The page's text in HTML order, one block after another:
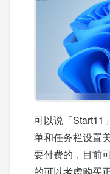
可以说「Start11
单和任务栏设置
要付费的，目前